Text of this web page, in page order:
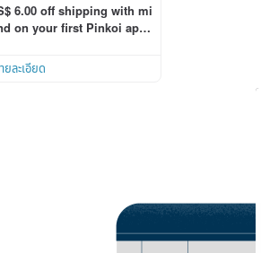
6.00 off shipping with mi
on your first Pinkoi app
ยละเอียด